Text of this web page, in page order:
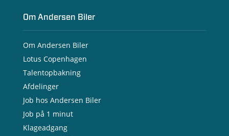
Om Andersen Biler
Om Andersen Biler
Lotus Copenhagen
Talentopbakning
Afdelinger
Job hos Andersen Biler
Job på 1 minut
Klageadgang